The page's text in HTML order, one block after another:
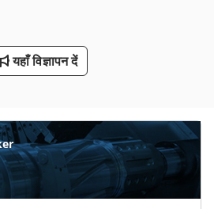
यहाँ विज्ञापन दें